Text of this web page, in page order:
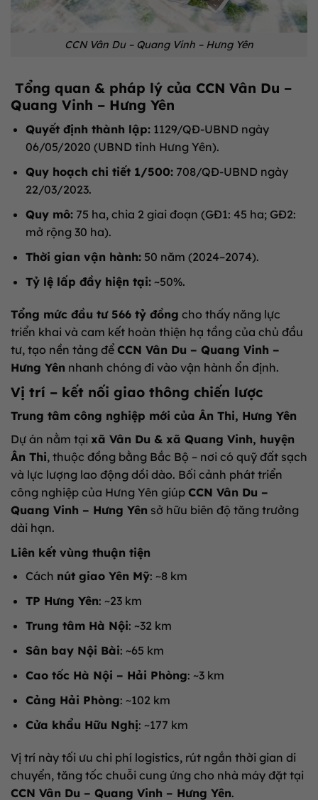
CCN Vân Du – Quang Vinh – Hưng Yên
Tổng quan & pháp lý của CCN Vân Du –
Quang Vinh – Hưng Yên
Quyết định thành lập:1129/QĐ-UBND ngày
06/05/2020 (UBND tỉnh Hưng Yên).
Quy hoạch chi tiết 1/500:708/QĐ-UBND ngày
22/03/2023.
Quy mô:75 ha, chia 2 giai đoạn (GĐ1: 45 ha; GĐ2:
mở rộng 30 ha).
Thời gian vận hành:50 năm (2024–2074).
Tỷ lệ lấp đầy hiện tại:~50%.
Tổng mức đầu tư 566 tỷ đồng cho thấy năng lực
triển khai và cam kết hoàn thiện hạ tầng của chủ đầu
tư, tạo nền tảng để CCN Vân Du – Quang Vinh –
Hưng Yên nhanh chóng đi vào vận hành ổn định.
Vị trí – kết nối giao thông chiến lược
Trung tâm công nghiệp mới của Ân Thi, Hưng Yên
Dự án nằm tại xã Vân Du & xã Quang Vinh, huyện
Ân Thi, thuộc đồng bằng Bắc Bộ – nơi có quỹ đất sạch
và lực lượng lao động dồi dào. Bối cảnh phát triển
công nghiệp của Hưng Yên giúp CCN Vân Du –
Quang Vinh – Hưng Yên sở hữu biên độ tăng trưởng
dài hạn.
Liên kết vùng thuận tiện
Cách nút giao Yên Mỹ: ~8 km
TP Hưng Yên: ~23 km
Trung tâm Hà Nội: ~32 km
Sân bay Nội Bài: ~65 km
Cao tốc Hà Nội – Hải Phòng: ~3 km
Cảng Hải Phòng: ~102 km
Cửa khẩu Hữu Nghị: ~177 km
Vị trí này tối ưu chi phí logistics, rút ngắn thời gian di
chuyển, tăng tốc chuỗi cung ứng cho nhà máy đặt tại
CCN Vân Du – Quang Vinh – Hưng Yên.